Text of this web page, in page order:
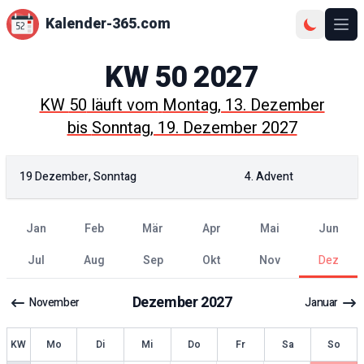
Kalender-365.com
KW502027
KW50läuft vomMontag, 13. Dezember
bisSonntag, 19. Dezember 2027
19 Dezember, Sonntag 4. Advent
Jan Feb Mär Apr Mai
Jun
Jul
Aug Sep Okt Nov Dez
November Dezember2027 Januar
KW Mo Di Mi Do Fr Sa So